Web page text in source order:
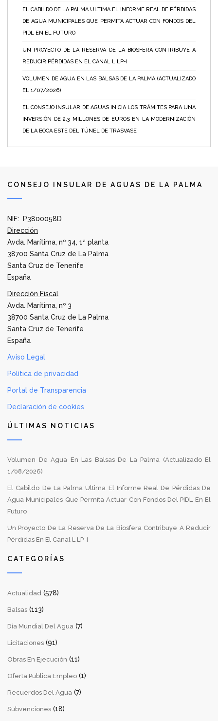
EL CABILDO DE LA PALMA ULTIMA EL INFORME REAL DE PÉRDIDAS
DE AGUA MUNICIPALES QUE PERMITA ACTUAR CON FONDOS DEL
PIDL EN EL FUTURO
UN PROYECTO DE LA RESERVA DE LA BIOSFERA CONTRIBUYE A
REDUCIR PÉRDIDAS EN EL CANAL L LP-I
VOLUMEN DE AGUA EN LAS BALSAS DE LA PALMA (ACTUALIZADO
EL 1/07/2026)
EL CONSEJO INSULAR DE AGUAS INICIA LOS TRÁMITES PARA UNA
INVERSIÓN DE 2,3 MILLONES DE EUROS EN LA MODERNIZACIÓN
DE LA BOCA ESTE DEL TÚNEL DE TRASVASE
CONSEJO INSULAR DE AGUAS DE LA PALMA
NIF: P3800058D
Dirección
Avda. Marítima, nº 34, 1ª planta
38700 Santa Cruz de La Palma
Santa Cruz de Tenerife
España
Dirección Fiscal
Avda. Marítima, nº 3
38700 Santa Cruz de La Palma
Santa Cruz de Tenerife
España
Aviso Legal
Política de privacidad
Portal de Transparencia
Declaración de cookies
ÚLTIMAS NOTICIAS
Volumen De Agua En Las Balsas De La Palma (Actualizado El
1/08/2026)
El Cabildo De La Palma Ultima El Informe Real De Pérdidas De
Agua Municipales Que Permita Actuar Con Fondos Del PIDL En El
Futuro
Un Proyecto De La Reserva De La Biosfera Contribuye A Reducir
Pérdidas En El Canal L LP-I
CATEGORÍAS
Actualidad (578)
Balsas (113)
Día Mundial Del Agua (7)
Licitaciones (91)
Obras En Ejecución (11)
Oferta Publica Empleo (1)
Recuerdos Del Agua (7)
Subvenciones (18)